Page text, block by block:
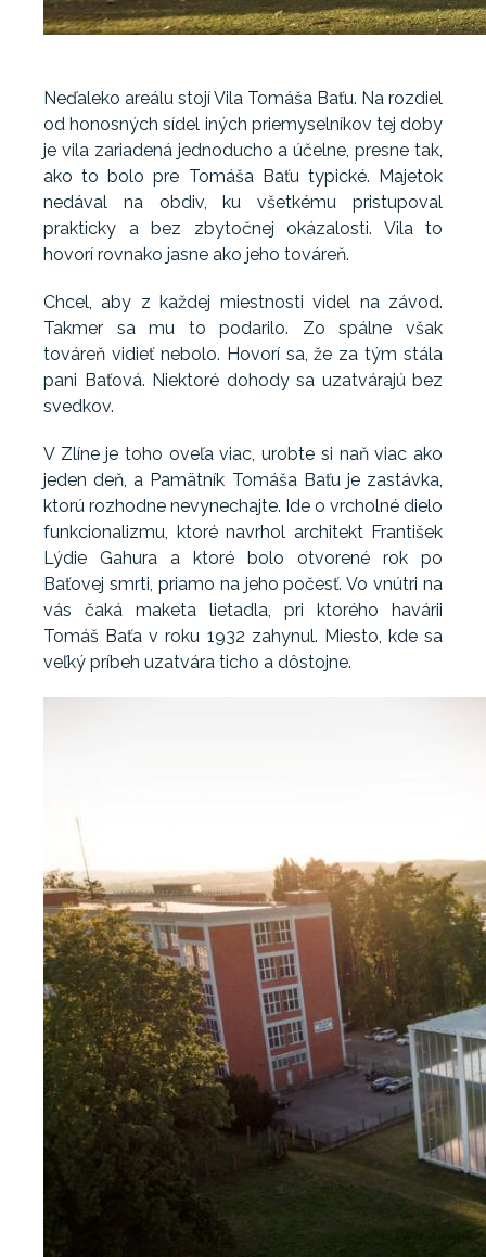
Neďaleko areálu stojí Vila Tomáša Baťu. Na rozdiel
od honosných sídel iných priemyselníkov tej doby
je vila zariadená jednoducho a účelne, presne tak,
ako to bolo pre Tomáša Baťu typické. Majetok
nedával na obdiv, ku všetkému pristupoval
prakticky a bez zbytočnej okázalosti. Vila to
hovorí rovnako jasne ako jeho továreň.
Chcel, aby z každej miestnosti videl na závod.
Takmer sa mu to podarilo. Zo spálne však
továreň vidieť nebolo. Hovorí sa, že za tým stála
pani Baťová. Niektoré dohody sa uzatvárajú bez
svedkov.
V Zlíne je toho oveľa viac, urobte si naň viac ako
jeden deň, a Pamätník Tomáša Baťu je zastávka,
ktorú rozhodne nevynechajte. Ide o vrcholné dielo
funkcionalizmu, ktoré navrhol architekt František
Lýdie Gahura a ktoré bolo otvorené rok po
Baťovej smrti, priamo na jeho počesť. Vo vnútri na
vás čaká maketa lietadla, pri ktorého havárii
Tomáš Baťa v roku 1932 zahynul. Miesto, kde sa
veľký príbeh uzatvára ticho a dôstojne.